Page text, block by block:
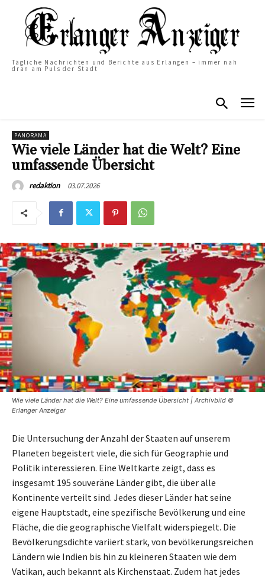
Tägliche Nachrichten und Berichte aus Erlangen – immer nah
dran am Puls der Stadt
PANORAMA
Wie viele Länder hat die Welt? Eine
umfassende Übersicht
redaktion 03.07.2026
Wie viele Länder hat die Welt? Eine umfassende Übersicht | Archivbild ©
Erlanger Anzeiger
Die Untersuchung der Anzahl der Staaten auf unserem
Planeten begeistert viele, die sich für Geographie und
Politik interessieren. Eine Weltkarte zeigt, dass es
insgesamt 195 souveräne Länder gibt, die über alle
Kontinente verteilt sind. Jedes dieser Länder hat seine
eigene Hauptstadt, eine spezifische Bevölkerung und eine
Fläche, die die geographische Vielfalt widerspiegelt. Die
Bevölkerungsdichte variiert stark, von bevölkerungsreichen
Ländern wie Indien bis hin zu kleineren Staaten wie dem
Vatikan, auch bekannt als Kirchenstaat. Zudem hat jedes